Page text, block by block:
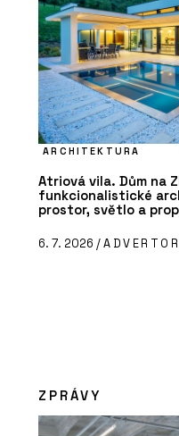
ARCHITEKTURA
Atriová vila. Dům na
funkcionalistické
prostor, světlo a
6. 7. 2026 /
ZPRÁVY